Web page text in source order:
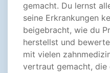
gemacht. Du lernst
seine Erkrankungen
beigebracht, wie du
herstellst und
mit vielen
vertraut gemacht, die